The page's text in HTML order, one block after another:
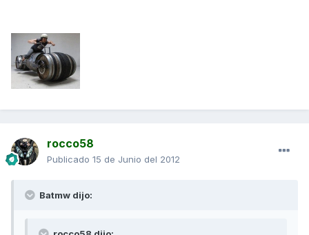
rocco58
Publicado 15 de Junio del 2012
Batmw dijo: